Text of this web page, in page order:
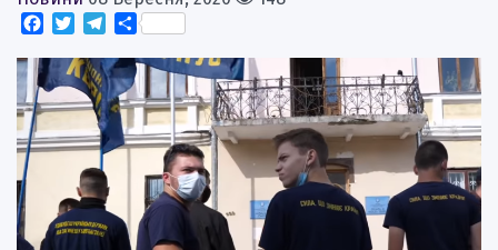
Facebook
TwitterTelegram
Поділитися